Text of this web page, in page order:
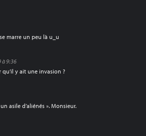
marre un peu là u_u
à 9:36
y ait une invasion ?
asile d’aliénés ». Monsieur.